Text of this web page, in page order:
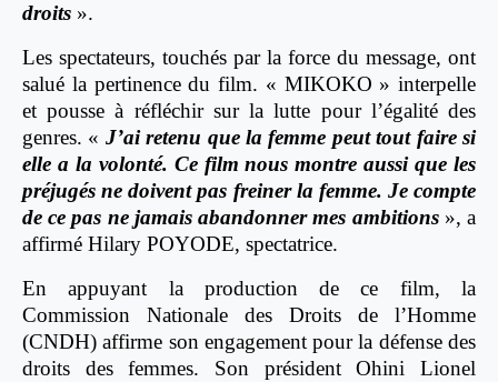
droits ».
Les spectateurs, touchés par la force du message, ont
salué la pertinence du film. « MIKOKO » interpelle
et pousse à réfléchir sur la lutte pour l’égalité des
genres. « J’ai retenu que la femme peut tout faire si
elle a la volonté. Ce film nous montre aussi que les
préjugés ne doivent pas freiner la femme. Je compte
de ce pas ne jamais abandonner mes ambitions», a
affirmé Hilary POYODE, spectatrice.
En appuyant la production de ce film, la
Commission Nationale des Droits de l’Homme
(CNDH) affirme son engagement pour la défense des
droits des femmes. Son président Ohini Lionel